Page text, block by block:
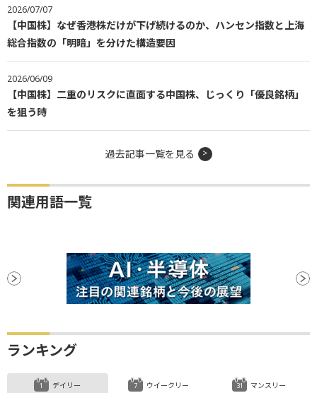
2026/07/07
【中国株】なぜ香港株だけが下げ続けるのか、ハンセン指数と上海
総合指数の「明暗」を分けた構造要因
2026/06/09
【中国株】二重のリスクに直面する中国株、じっくり「優良銘柄」
を狙う時
過去記事一覧を見る
関連用語一覧
ランキング
デイリー ウイークリー マンスリー